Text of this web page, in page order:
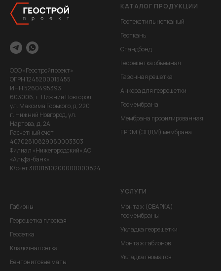
ООО «Геостройпроект»
ОГРН 1245200015455
ИНН 5260495393
603006, г. Нижний Новгород,
ул. Максима Горького, д. 220
г. Нижний Новгород, ул.
Нартова,,д. 2А
Расчетный счет
40702810829080003303
Филиал «Нижегородский» АО
«Альфа-банк»
К/счет 30101810200000000824
КАТАЛОГ ПРОДУКЦИИ
Геотекстиль нетканый
Геоткань
Спандбонд
Георешетка объёмная
Газонная решетка
Анкера для георешетки
Геомембрана
Мембрана профилированная
EPDM (ЭПДМ) мембрана
Габионы
Георешетка плоская
Геосетка
Кладочная сетка
Бентонитовые маты
УСЛУГИ
Монтаж (СВАРКА)
геомембраны
Укладка георешетки
Монтаж габионов
Укладка геоматов